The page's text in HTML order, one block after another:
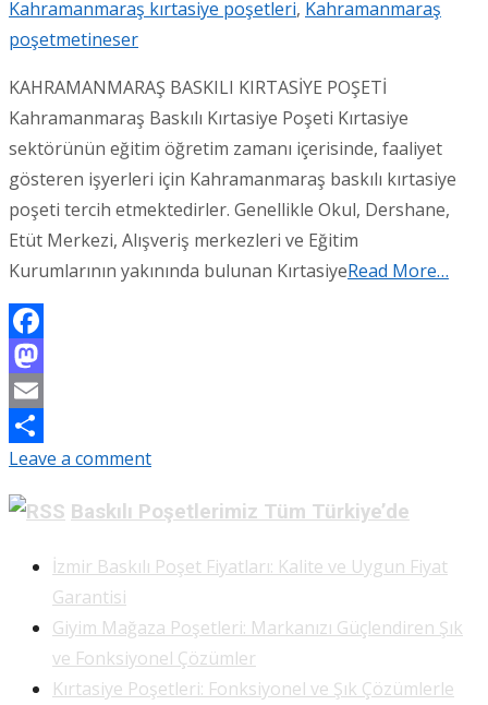
Kahramanmaraş kırtasiye poşetleri, Kahramanmaraş
poşetmetineser
KAHRAMANMARAŞ BASKILI KIRTASİYE POŞETİ
Kahramanmaraş Baskılı Kırtasiye Poşeti Kırtasiye
sektörünün eğitim öğretim zamanı içerisinde, faaliyet
gösteren işyerleri için Kahramanmaraş baskılı kırtasiye
poşeti tercih etmektedirler. Genellikle Okul, Dershane,
Etüt Merkezi, Alışveriş merkezleri ve Eğitim
Kurumlarının yakınında bulunan KırtasiyeRead More…
Facebook
Mastodon
Email
Share
Leave a comment
Baskılı Poşetlerimiz Tüm Türkiye’de
İzmir Baskılı Poşet Fiyatları: Kalite ve Uygun Fiyat
Garantisi
Giyim Mağaza Poşetleri: Markanızı Güçlendiren Şık
ve Fonksiyonel Çözümler
Kırtasiye Poşetleri: Fonksiyonel ve Şık Çözümlerle